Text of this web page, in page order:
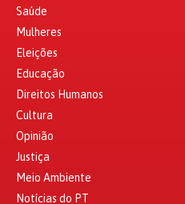
Saúde
Mulheres
Eleições
Educação
Direitos Humanos
Cultura
Opinião
Justiça
Meio Ambiente
Notícias do PT